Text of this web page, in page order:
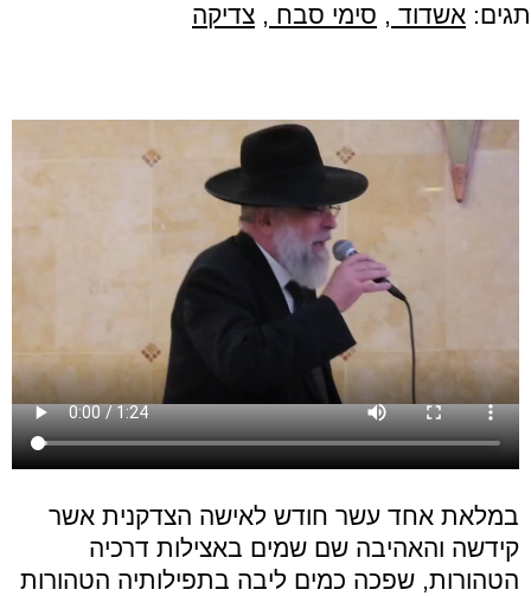
תגים: אשדוד , סימי סבח , צדיקה
במלאת אחד עשר חודש לאישה הצדקנית אשר
קידשה והאהיבה שם שמים באצילות דרכיה
הטהורות, שפכה כמים ליבה בתפילותיה הטהורות